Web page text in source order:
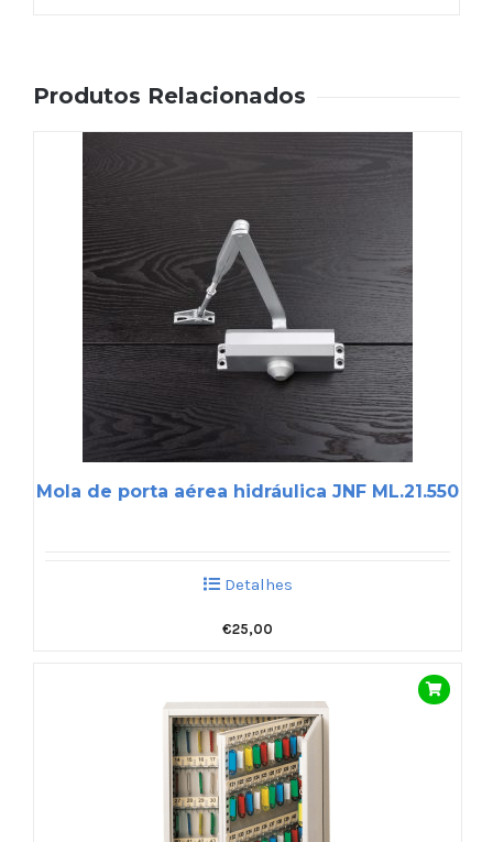
Produtos Relacionados
Mola de porta aérea hidráulica JNF ML.21.550
Detalhes
€25,00